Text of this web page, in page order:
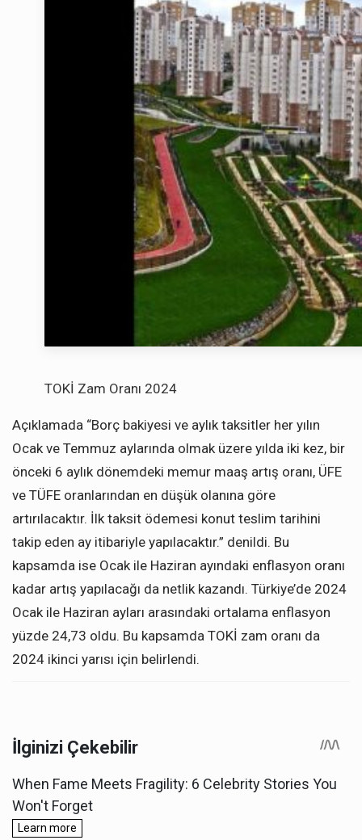
TOKİ Zam Oranı 2024
Açıklamada “Borç bakiyesi ve aylık taksitler her yılın
Ocak ve Temmuz aylarında olmak üzere yılda iki kez, bir
önceki 6 aylık dönemdeki memur maaş artış oranı, ÜFE
ve TÜFE oranlarından en düşük olanına göre
artırılacaktır. İlk taksit ödemesi konut teslim tarihini
takip eden ay itibariyle yapılacaktır.” denildi. Bu
kapsamda ise Ocak ile Haziran ayındaki enflasyon oranı
kadar artış yapılacağı da netlik kazandı. Türkiye’de 2024
Ocak ile Haziran ayları arasındaki ortalama enflasyon
yüzde 24,73 oldu. Bu kapsamda TOKİ zam oranı da
2024 ikinci yarısı için belirlendi.